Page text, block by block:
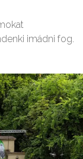
imádni fog.